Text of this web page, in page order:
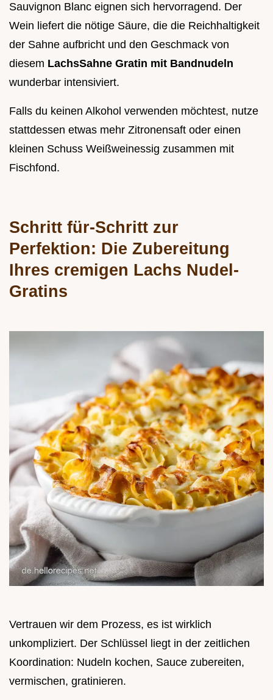
Sauvignon Blanc eignen sich hervorragend. Der
Wein liefert die nötige Säure, die die Reichhaltigkeit
der Sahne aufbricht und den Geschmack von
diesem LachsSahne Gratin mit Bandnudeln
wunderbar intensiviert.
Falls du keinen Alkohol verwenden möchtest, nutze
stattdessen etwas mehr Zitronensaft oder einen
kleinen Schuss Weißweinessig zusammen mit
Fischfond.
Schritt für-Schritt zur
Perfektion: Die Zubereitung
Ihres cremigen Lachs Nudel-
Gratins
Vertrauen wir dem Prozess, es ist wirklich
unkompliziert. Der Schlüssel liegt in der zeitlichen
Koordination: Nudeln kochen, Sauce zubereiten,
vermischen, gratinieren.